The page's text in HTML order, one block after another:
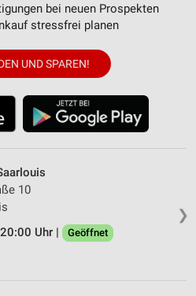
bei neuen Prospekten
stressfrei planen
UND SPAREN!
❯
10
Uhr |
Geöffnet